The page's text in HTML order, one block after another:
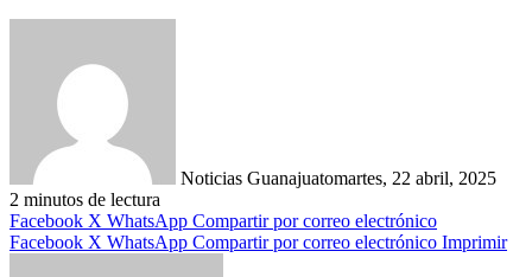
Noticias Guanajuatomartes, 22 abril, 2025
2 minutos de lectura
Facebook X WhatsApp Compartir por correo electrónico
Facebook X WhatsApp Compartir por correo electrónico Imprimir